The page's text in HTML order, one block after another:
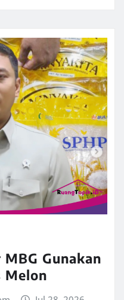
Gunakan
Melon